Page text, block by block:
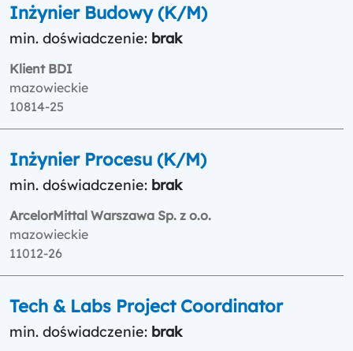
Inżynier Budowy (K/M)
min. doświadczenie: brak
Klient BDI
mazowieckie
10814-25
Inżynier Procesu (K/M)
min. doświadczenie: brak
ArcelorMittal Warszawa Sp. z o.o.
mazowieckie
11012-26
Tech & Labs Project Coordinator
min. doświadczenie: brak